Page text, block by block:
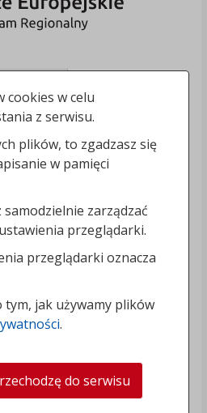
cookies w celu
z serwisu.
plików, to zgadzasz się
w pamięci
samodzielnie zarządzać
przeglądarki.
przeglądarki oznacza
tym, jak używamy plików
.
do serwisu